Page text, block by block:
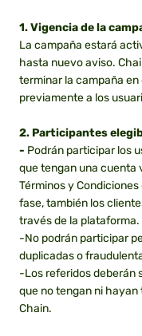
1. Vigencia de la
La campaña estará
hasta nuevo aviso.
terminar la campaña
previamente a los
2. Participantes
- Podrán participar los
que tengan una cuenta
Términos y
fase, también los
través de la plataforma.
-No podrán participar
duplicadas o
-Los referidos deberán
que no tengan ni
Chain.